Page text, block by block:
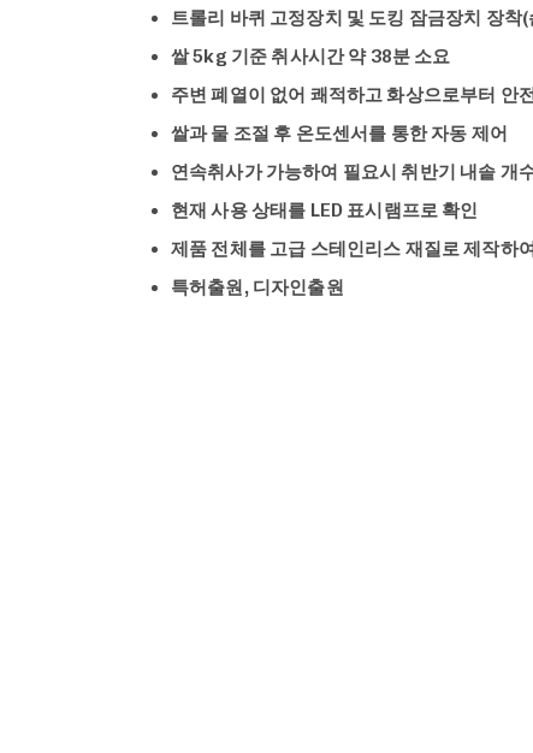
트롤리 바퀴 고정장치 및 도킹 잠금장치 장착
쌀 5kg 기준 취사시간 약 38분 소요
주변 폐열이 없어 쾌적하고 화상으로부터 안
쌀과 물 조절 후 온도센서를 통한 자동 제어
연속취사가 가능하여 필요시 취반기 내솥 개
현재 사용 상태를 LED 표시램프로 확인
제품 전체를 고급 스테인리스 재질로 제작하
특허출원, 디자인출원